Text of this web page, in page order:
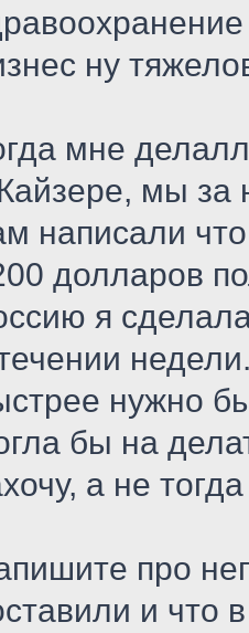
ну
мне
мы за
написали
долларов
я
нужно
бы на
а не
про
и что